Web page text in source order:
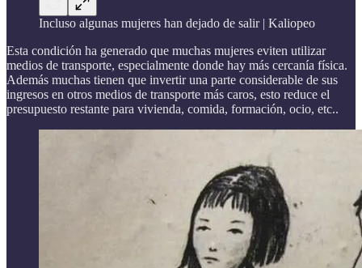
Incluso algunas mujeres han dejado de salir | Kaliopeo
Esta condición ha generado que muchas mujeres eviten utilizar
medios de transporte, especialmente donde hay más cercanía física.
Además muchas tienen que invertir una parte considerable de sus
ingresos en otros medios de transporte más caros, esto reduce el
presupuesto restante para vivienda, comida, formación, ocio, etc..